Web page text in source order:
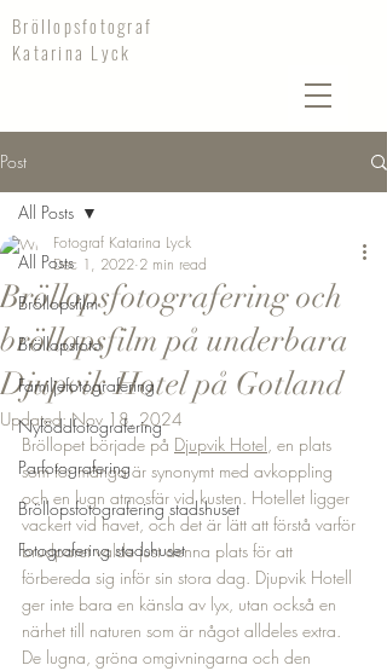
Bröllopsfotograf
Katarina Lyck
Post
All Posts
Bröllopsfilm
Bröllopsfoto
Familjefotografering
Nyföddfotografering
Parfotografering
Bröllopsfotografering stadshuset
Fotografering stadshuset
All Posts
Bröllopsfotografering och
bröllopsfilm på underbara
Djupvik Hotel på Gotland
Fotograf Katarina Lyck
Dec 1, 2022 2 min read
Updated:Nov 18, 2024
Bröllopet började på Djupvik Hotel, en plats
som för många är synonymt med avkoppling
och en lugn atmosfär vid kusten. Hotellet ligger
vackert vid havet, och det är lätt att förstå varför
brudparet valde just denna plats för att
förbereda sig inför sin stora dag. Djupvik Hotell
ger inte bara en känsla av lyx, utan också en
närhet till naturen som är något alldeles extra.
De lugna, gröna omgivningarna och den